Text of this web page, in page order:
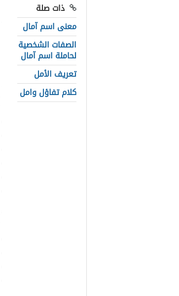
ذات صلة
معنى اسم آمال
الصفات الشخصية
لحاملة اسم آمال
تعريف الأمل
كلام تفاؤل وامل